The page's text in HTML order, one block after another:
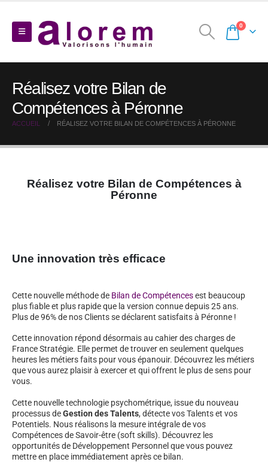
0
Réalisez votre Bilan de
Compétences à Péronne
ACCUEIL RÉALISEZ VOTRE BILAN DE COMPÉTENCES À PÉRONNE
Réalisez votre Bilan de Compétences à
Péronne
Une innovation très efficace
Cette nouvelle méthode de Bilan de Compétencesest beaucoup
plus fiable et plus rapide que la version connue depuis 25 ans.
Plus de 96% de nos Clients se déclarent satisfaits à Péronne !
Cette innovation répond désormais au cahier des charges de
France Stratégie. Elle permet de trouver en seulement quelques
heures les métiers faits pour vous épanouir. Découvrez les métiers
que vous aurez plaisir à exercer et qui offrent le plus de sens pour
vous.
Cette nouvelle technologie psychométrique, issue du nouveau
processus deGestion des Talents, détecte vos Talents et vos
Potentiels. Nous réalisons la mesure intégrale de vos
Compétences de Savoir-être (soft skills). Découvrez les
opportunités de Développement Personnel que vous pouvez
mettre en place immédiatement après ce bilan.